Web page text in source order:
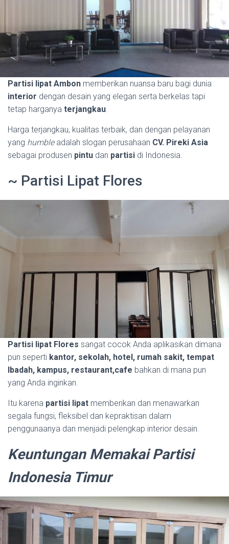
Partisi lipat Ambon memberikan nuansa baru bagi dunia
interior dengan desain yang elegan serta berkelas tapi
tetap harganya terjangkau.
Harga terjangkau, kualitas terbaik, dan dengan pelayanan
yang humbleadalah slogan perusahaan CV. Pireki Asia
sebagai produsen pintu dan partisi di Indonesia.
~ Partisi Lipat Flores
Partisi lipat Flores sangat cocok Anda aplikasikan dimana
pun seperti kantor, sekolah, hotel, rumah sakit, tempat
Ibadah, kampus, restaurant,cafe bahkan di mana pun
yang Anda inginkan.
Itu karena partisi lipat memberikan dan menawarkan
segala fungsi, fleksibel dan kepraktisan dalam
penggunaanya dan menjadi pelengkap interior desain.
Keuntungan Memakai Partisi
Indonesia Timur